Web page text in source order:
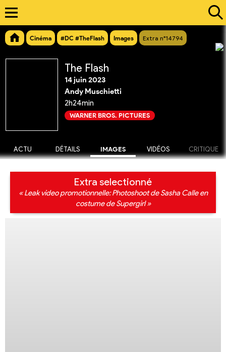
Cinéma #DC #TheFlash Images Extra n°14794
The Flash
14 juin 2023
Andy Muschietti
2h24min
WARNER BROS. PICTURES
ACTU DÉTAILS IMAGES VIDÉOS CRITIQUE
Extra selectionné
« Leak video promotionnelle: Photoshoot de Sasha Calle en
costume de Supergirl »